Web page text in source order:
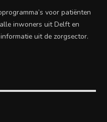
voor patiënten
inwoners uit Delft en
uit de zorgsector.